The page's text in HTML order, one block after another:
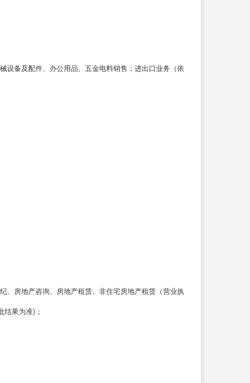
设备及配件、办公用品、五金电料销售；进出口业务（依
、房地产咨询、房地产租赁、非住宅房地产租赁（营业执
果为准)；